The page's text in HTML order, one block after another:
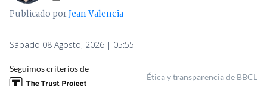
Publicado porJean Valencia
Sábado 08 Agosto, 2026 | 05:55
Seguimos criterios de
Ética y transparencia de BBCL